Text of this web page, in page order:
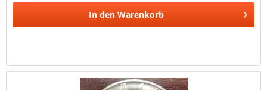
In den Warenkorb